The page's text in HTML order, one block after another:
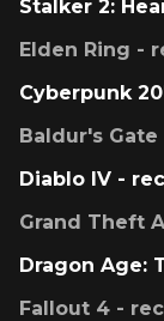
Stalker 2:
Elden Ring -
Cyberpunk
Baldur's
Diablo IV -
Grand Theft
Dragon Age:
Fallout 4 -